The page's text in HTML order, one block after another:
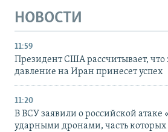
НОВОСТИ
11:59
Президент США рассчитывает, что
давление на Иран принесет успех
11:20
В ВСУ заявили о российской
ударными дронами, часть